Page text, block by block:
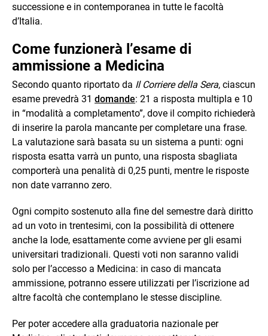
successione e in contemporanea in tutte le facoltà
d’Italia.
Come funzionerà l’esame di
ammissione a Medicina
Secondo quanto riportato da Il Corriere della Sera, ciascun
esame prevedrà 31 domande: 21 a risposta multipla e 10
in “modalità a completamento”, dove il compito richiederà
di inserire la parola mancante per completare una frase.
La valutazione sarà basata su un sistema a punti: ogni
risposta esatta varrà un punto, una risposta sbagliata
comporterà una penalità di 0,25 punti, mentre le risposte
non date varranno zero.
Ogni compito sostenuto alla fine del semestre darà diritto
ad un voto in trentesimi, con la possibilità di ottenere
anche la lode, esattamente come avviene per gli esami
universitari tradizionali. Questi voti non saranno validi
solo per l’accesso a Medicina: in caso di mancata
ammissione, potranno essere utilizzati per l’iscrizione ad
altre facoltà che contemplano le stesse discipline.
Per poter accedere alla graduatoria nazionale per